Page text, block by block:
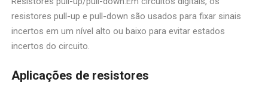
resistores pull-up e pull-down são usados para fixar sinais
incertos em um nível alto ou baixo para evitar estados
incertos do circuito.
Aplicações de resistores